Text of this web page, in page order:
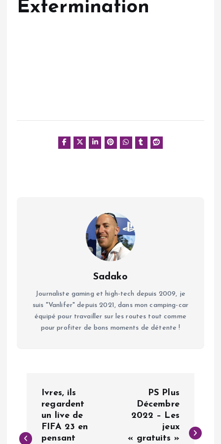
Extermination
Sadako
Journaliste gaming et high-tech depuis 2009, je
suis "Vanlifer" depuis 2021, dans mon camping-car
équipé pour travailler sur les routes tout comme
pour profiter de bons moments de détente !
v
Ivres, ils
regardent
un live de
FIFA 23 en
pensant
PS Plus
Décembre
2022 – Les
jeux
« gratuits »